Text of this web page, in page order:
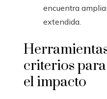
encuentra
extendida.
criterios
el impacto